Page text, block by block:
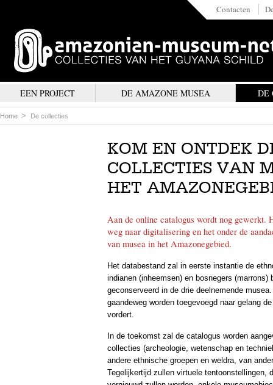
Contacten
EEN PROJECT DE AMAZONE MUSEA DE
Home De collecties
KOM EN ONTDEK
COLLECTIES VAN
HET
Aan de online catalogus wordt nog gewerkt.
weg naar digitalisering en het onder de
van musea in het Amazonegebied.
Het databestand zal in eerste instantie de
indianen (inheemsen) en bosnegers (marrons)
geconserveerd in de drie deelnemende
gaandeweg worden toegevoegd naar gelang
vordert.
In de toekomst zal de catalogus worden
collecties (archeologie, wetenschap en
andere ethnische groepen en weldra, van
Tegelijkertijd zullen virtuele tentoonstellingen,